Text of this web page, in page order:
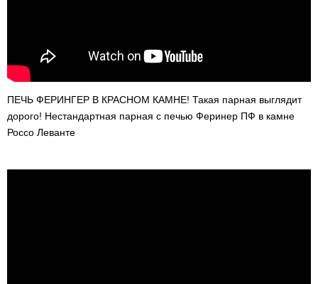
ПЕЧЬ ФЕРИНГЕР В КРАСНОМ КАМНЕ! Такая парная выглядит
дорого! Нестандартная парная с печью Феринер ПФ в камне
Россо Леванте